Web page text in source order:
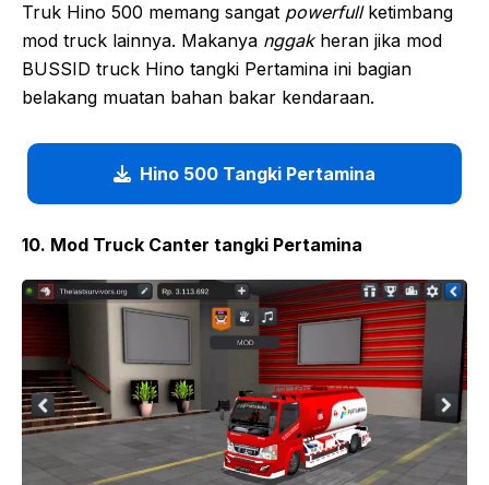
Truk Hino 500 memang sangat powerfullketimbang
mod truck lainnya. Makanya nggak heran jika mod
BUSSID truck Hino tangki Pertamina ini bagian
belakang muatan bahan bakar kendaraan.
Hino 500 Tangki Pertamina
10. Mod Truck Canter tangki Pertamina